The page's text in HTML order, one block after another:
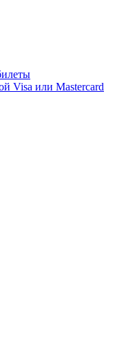
Visa или Masterсard